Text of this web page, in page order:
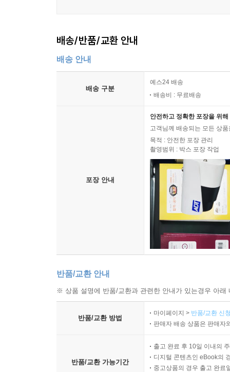
배송/반품/교환 안내
배송 안내
배송 구분
예스24 배송
배송비 : 무료배송
포장 안내
안전하고 정확한 포장을 위
고객님께 배송되는 모든 상
목적 : 안전한 포장 관리
촬영범위 : 박스 포장 작업
반품/교환 안내
※ 상품 설명에 반품/교환과 관련한 안내가 있는경우 아
반품/교환 방법
마이페이지 > 반품/교환 신
판매자 배송 상품은 판매자
반품/교환 가능기간
출고 완료 후 10일 이내의
디지털 콘텐츠인 eBook의
중고상품의 경우 출고 완료